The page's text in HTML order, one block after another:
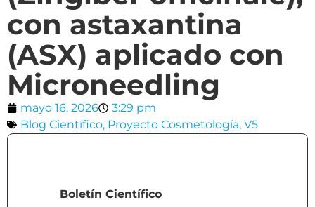
con astaxantina
(ASX) aplicado con
Microneedling
mayo 16, 2026
3:29 pm
Blog Científico, Proyecto Cosmetología, V5
Boletín Científico